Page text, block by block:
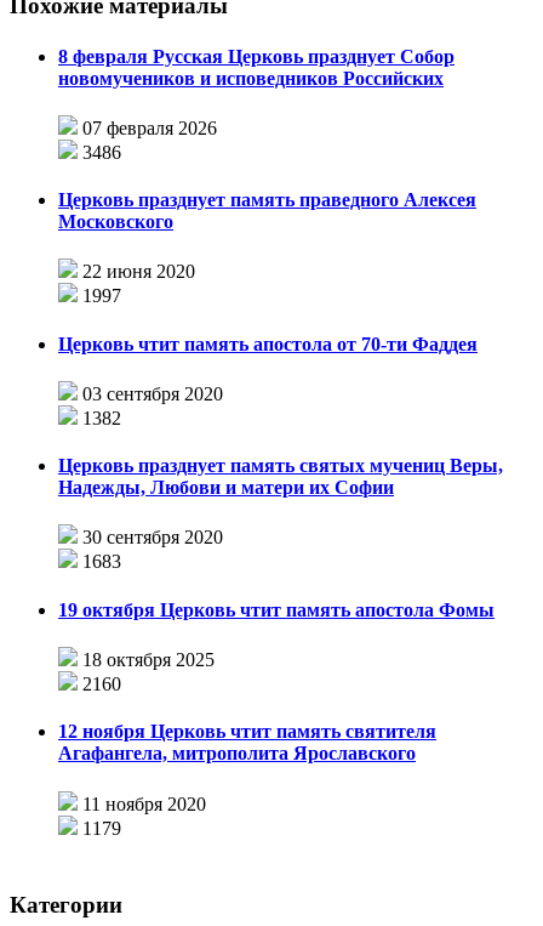
Похожие материалы
8 февраля Русская Церковь празднует Собор
новомучеников и исповедников Российских
07 февраля 2026
3486
Церковь празднует память праведного Алексея
Московского
22 июня 2020
1997
Церковь чтит память апостола от 70-ти Фаддея
03 сентября 2020
1382
Церковь празднует память святых мучениц Веры,
Надежды, Любови и матери их Софии
30 сентября 2020
1683
19 октября Церковь чтит память апостола Фомы
18 октября 2025
2160
12 ноября Церковь чтит память святителя
Агафангела, митрополита Ярославского
11 ноября 2020
1179
Категории